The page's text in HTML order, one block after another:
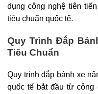
dụng công nghệ tiên
tiêu chuẩn quốc tế.
Quy Trình Đắp
Tiêu Chuẩn
Quy trình đắp bánh xe
quốc tế bắt đầu từ công